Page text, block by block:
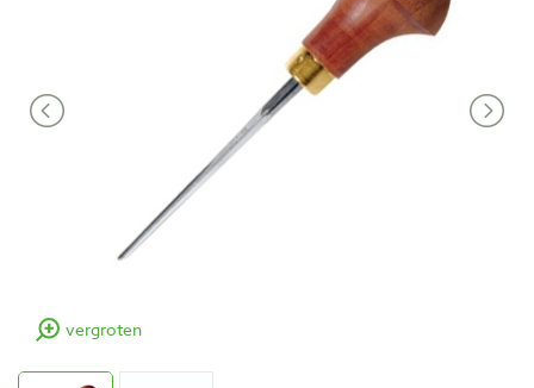
vergroten